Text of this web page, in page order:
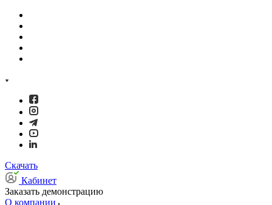
Скачать
Кабинет
Заказать демонстрацию
О компании